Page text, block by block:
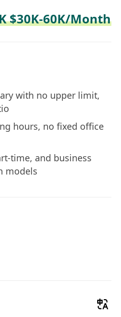
$30K-60K/Month
with no upper limit,
hours, no fixed office
time, and business
models